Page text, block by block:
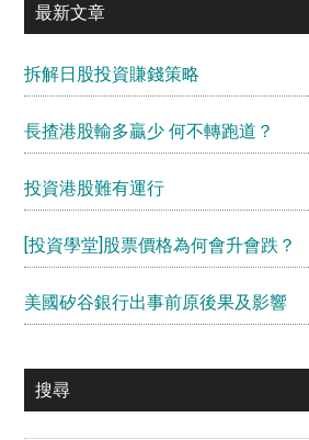
最新文章
拆解日股投資賺錢策略
長揸港股輸多贏少 何不轉跑道？
投資港股難有運行
[投資學堂]股票價格為何會升會跌？
美國矽谷銀行出事前原後果及影響
搜尋